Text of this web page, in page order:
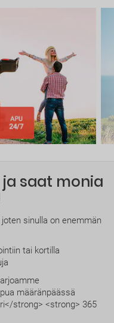
saat monia
sinulla on enemmän
tai kortilla
määränpäässä
strong> <strong> 365